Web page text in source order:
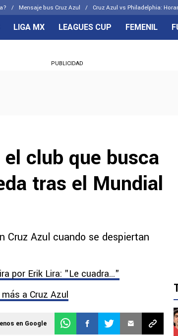
Mensaje bus Cruz Azul Cruz Azul vs Philadelphia:
CELESTES
LIGA MX LEAGUES CUP FEMENIL
PUBLICIDAD
club que busca
tras el Mundial
Cruz Azul cuando se despiertan
por Erik Lira: "Le cuadra..."
a Cruz Azul
en Google